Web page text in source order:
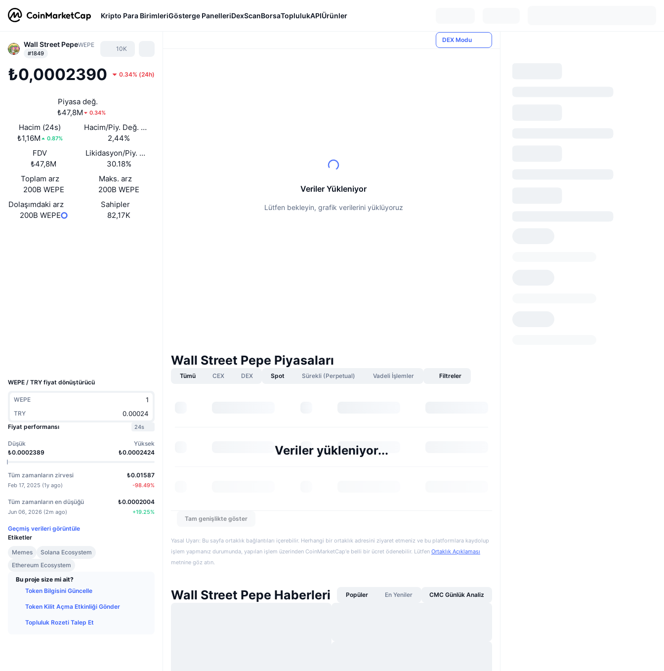
Kripto Para BirimleriGösterge PanelleriDexScanBorsaToplulukAPIÜrünler
Wall Street PepeWEPE
#1849
10K
₺0,0002390 0.34% (24h)
Piyasa değ.
₺47,8M
0.34%
Hacim (24s)
₺1,16M
0.87%
Hacim/Piy. Değ. (24s)
2,44%
FDV
₺47,8M
Likidasyon/Piy. Değ.
30.18%
Toplam arz
200B WEPE
Maks. arz
200B WEPE
Dolaşımdaki arz
200B WEPE
Sahipler
82,17K
WEPE / TRY fiyat dönüştürücü
WEPE
TRY
Fiyat performansı
24s
Düşük
₺0.0002389
Yüksek
₺0.0002424
Tüm zamanların zirvesi
Feb 17, 2025 (1y ago)
₺0.01587
-98.49%
Tüm zamanların en düşüğü
Jun 06, 2026 (2m ago)
₺0.0002004
+19.25%
Geçmiş verileri görüntüle
Etiketler
Memes
Solana Ecosystem
Ethereum Ecosystem
Bu proje size mi ait?
Token Bilgisini Güncelle
Token Kilit Açma Etkinliği Gönder
Topluluk Rozeti Talep Et
DEX Modu
Veriler Yükleniyor
Lütfen bekleyin, grafik verilerini yüklüyoruz
Wall Street Pepe Piyasaları
Tümü CEX DEX Spot Sürekli (Perpetual) Vadeli İşlemler Filtreler
Veriler yükleniyor...
Tam genişlikte göster
Yasal Uyarı: Bu sayfa ortaklık bağlantıları içerebilir. Herhangi bir ortaklık adresini ziyaret etmeniz ve bu platformlara kaydolup
işlem yapmanız durumunda, yapılan işlem üzerinden CoinMarketCap'e belli bir ücret ödenebilir. Lütfen Ortaklık Açıklaması
metnine göz atın.
Wall Street Pepe Haberleri Popüler En Yeniler CMC Günlük Analiz